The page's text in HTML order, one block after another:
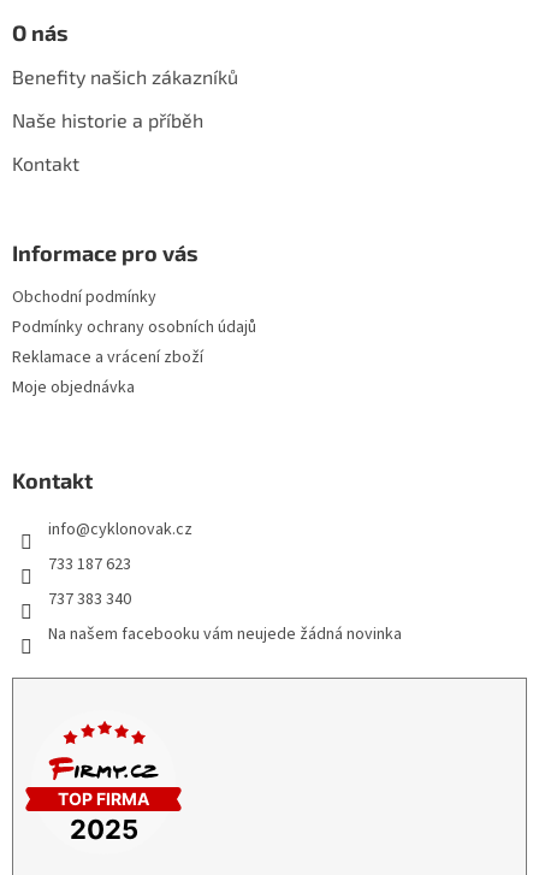
O nás
Benefity našich zákazníků
Naše historie a příběh
Kontakt
Informace pro vás
Obchodní podmínky
Podmínky ochrany osobních údajů
Reklamace a vrácení zboží
Moje objednávka
Kontakt
info@cyklonovak.cz
733 187 623
737 383 340
Na našem facebooku vám neujede žádná novinka